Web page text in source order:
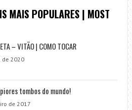
MAIS POPULARES | MOST
– VITÃO | COMO TOCAR
de 2020
tombos do mundo!
de 2017